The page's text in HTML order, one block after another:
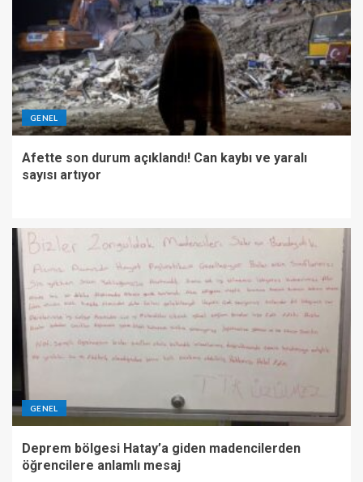
GENEL
Afette son durum açıklandı! Can kaybı ve yaralı
sayısı artıyor
GENEL
Deprem bölgesi Hatay’a giden madencilerden
öğrencilere anlamlı mesaj